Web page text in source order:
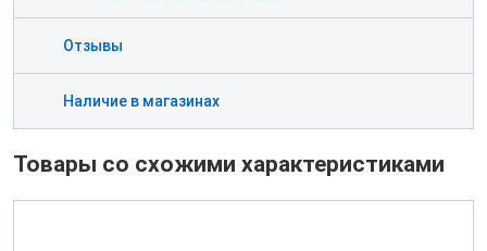
Отзывы
Наличие в магазинах
Товары со схожими характеристиками